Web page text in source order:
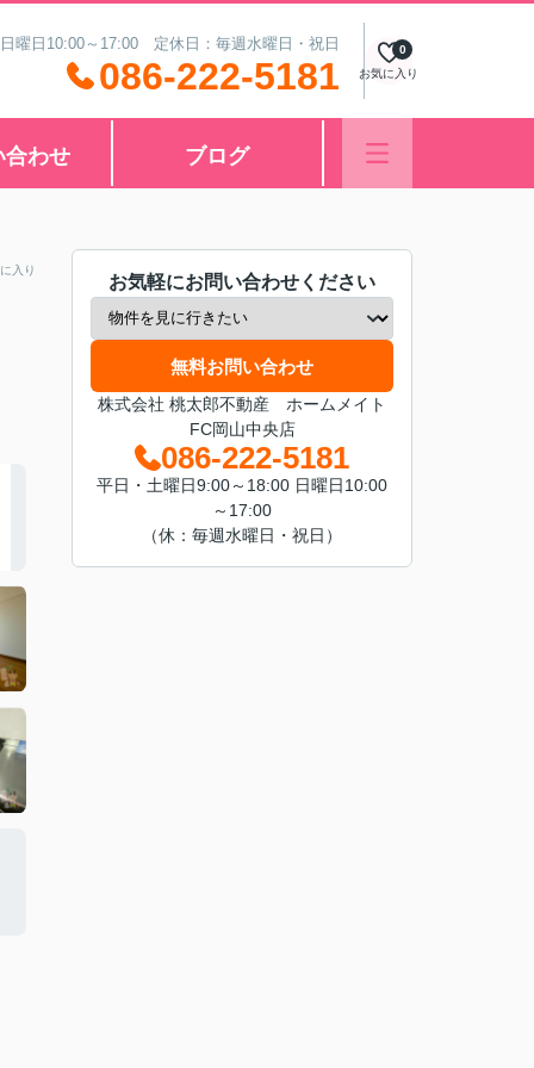
曜日10:00～17:00 定休日：毎週水曜日・祝日
086-222-5181 お気に入り
0
合わせ ブログ
入り
お気軽にお問い合わせください
無料お問い合わせ
株式会社 桃太郎不動産 ホームメイト
FC岡山中央店
086-222-5181
平日・土曜日9:00～18:00 日曜日10:00
～17:00
（休：毎週水曜日・祝日）